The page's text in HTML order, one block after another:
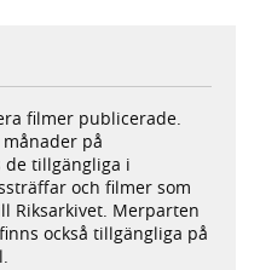
filmer publicerade.
på
de tillgängliga i
och filmer som
Riksarkivet. Merparten
också tillgängliga på